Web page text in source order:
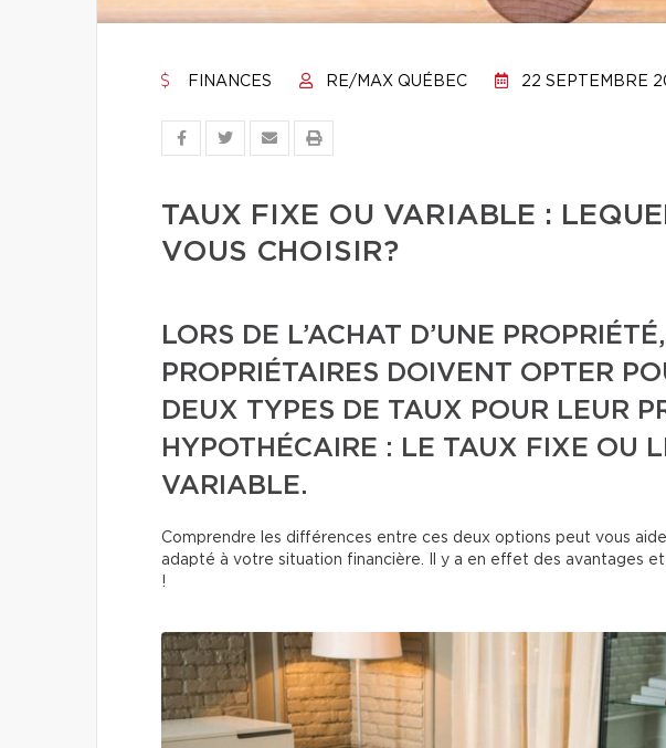
FINANCES RE/MAX QUÉBEC 22 SEPTEMBRE
TAUX FIXE OU VARIABLE :
VOUS CHOISIR?
LORS DE L’ACHAT D’UNE
PROPRIÉTAIRES DOIVENT OPTER
DEUX TYPES DE TAUX POUR LEUR
HYPOTHÉCAIRE : LE TAUX FIXE OU
VARIABLE.
Comprendre les différences entre ces deux options peut vous
adapté à votre situation financière. Il y a en effet des avantages
!